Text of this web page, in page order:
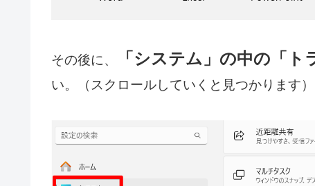
その後に、 「システム」の中の「ト
い。（スクロールしていくと見つかります）